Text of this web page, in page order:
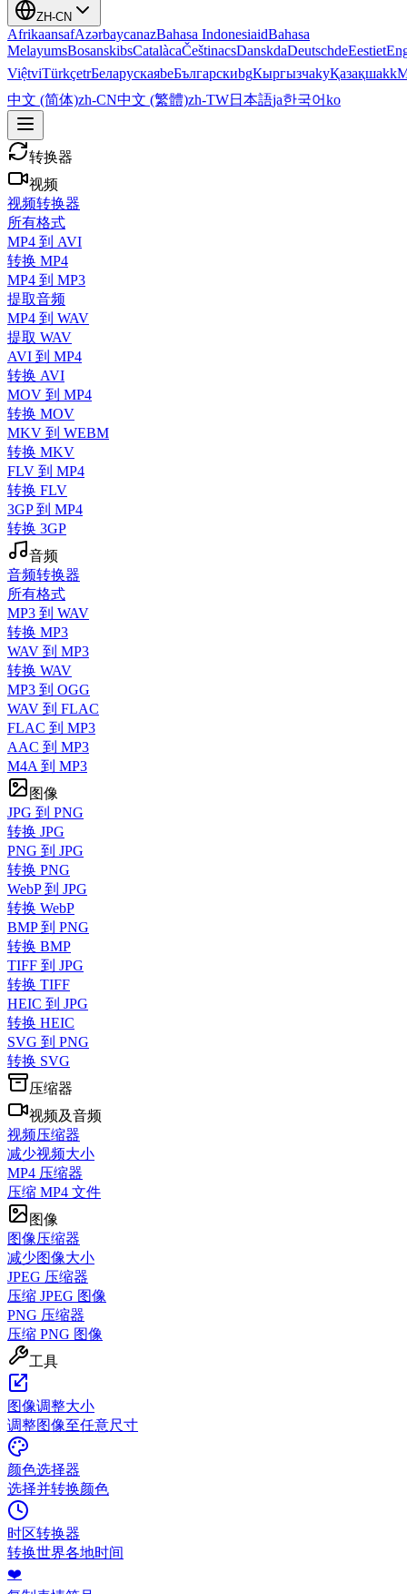
ZH-CN
AfrikaansafAzərbaycanazBahasa IndonesiaidBahasa
MelayumsBosanskibsCatalàcaČeštinacsDanskdaDeutschdeEestiet
ViệtviTürkçetrБеларускаяbeБългарскиbgКыргызчаkyҚазақшаkk
中文 (简体)zh-CN中文 (繁體)zh-TW日本語ja한국어ko
转换器
视频
视频转换器
所有格式
MP4 到 AVI
转换 MP4
MP4 到 MP3
提取音频
MP4 到 WAV
提取 WAV
AVI 到 MP4
转换 AVI
MOV 到 MP4
转换 MOV
MKV 到 WEBM
转换 MKV
FLV 到 MP4
转换 FLV
3GP 到 MP4
转换 3GP
音频
音频转换器
所有格式
MP3 到 WAV
转换 MP3
WAV 到 MP3
转换 WAV
MP3 到 OGG
WAV 到 FLAC
FLAC 到 MP3
AAC 到 MP3
M4A 到 MP3
图像
JPG 到 PNG
转换 JPG
PNG 到 JPG
转换 PNG
WebP 到 JPG
转换 WebP
BMP 到 PNG
转换 BMP
TIFF 到 JPG
转换 TIFF
HEIC 到 JPG
转换 HEIC
SVG 到 PNG
转换 SVG
压缩器
视频及音频
视频压缩器
减少视频大小
MP4 压缩器
压缩 MP4 文件
图像
图像压缩器
减少图像大小
JPEG 压缩器
压缩 JPEG 图像
PNG 压缩器
压缩 PNG 图像
工具
图像调整大小
调整图像至任意尺寸
颜色选择器
选择并转换颜色
时区转换器
转换世界各地时间
❤️